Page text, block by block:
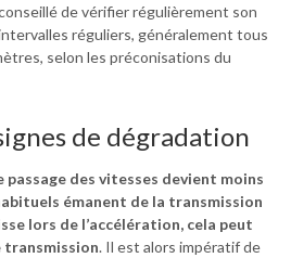
de vérifier régulièrement son
réguliers, généralement tous
selon les préconisations du
de dégradation
passage des vitesses devient moins
émanent de la transmission
lors de l’accélération, cela peut
transmission. Il est alors impératif de